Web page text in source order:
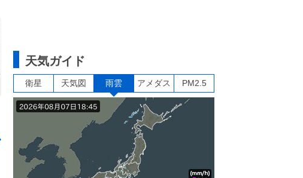
天気ガイド
衛星 天気図 雨雲 アメダス PM2.5